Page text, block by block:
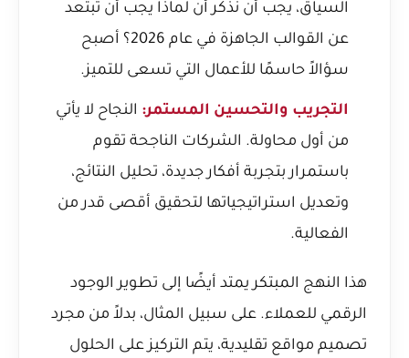
السياق، يجب أن نذكر أن لماذا يجب أن تبتعد
عن القوالب الجاهزة في عام 2026؟
أصبح
سؤالاً حاسمًا للأعمال التي تسعى للتميز.
التجريب والتحسين المستمر: النجاح لا يأتي
من أول محاولة. الشركات الناجحة تقوم
باستمرار بتجربة أفكار جديدة، تحليل النتائج،
وتعديل استراتيجياتها لتحقيق أقصى قدر من
الفعالية.
هذا النهج المبتكر يمتد أيضًا إلى تطوير الوجود
الرقمي للعملاء. على سبيل المثال، بدلاً من مجرد
تصميم مواقع تقليدية، يتم التركيز على الحلول